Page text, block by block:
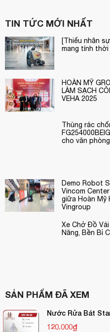
TIN TỨC MỚI NHẤT
[Thiếu nhân
mang tính thời
HOÀN MỸ
LÀM SẠCH
VEHA 2025
Thùng rác
cho văn
Demo Robot
Vincom
giữa Hoàn Mỹ
Vingroup
Xe Chở Đồ Vải
Năng, Bền Bỉ
SẢN PHẨM ĐÃ XEM
Nước Rửa Bát
120.000₫